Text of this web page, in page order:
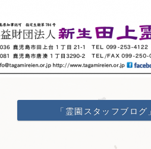
「霊園スタッフブロ